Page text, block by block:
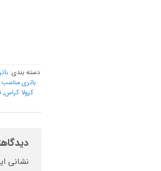
دسته بندی:
باتری مناسب
کرولا کراس,
نشانی